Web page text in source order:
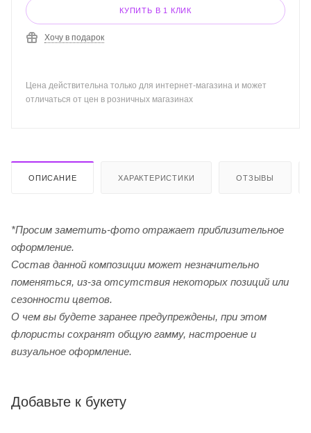
КУПИТЬ В 1 КЛИК
Хочу в подарок
Цена действительна только для интернет-магазина и может
отличаться от цен в розничных магазинах
ОПИСАНИЕ ХАРАКТЕРИСТИКИ ОТЗЫВЫ
*Просим заметить-фото отражает приблизительное
оформление.
Cостав данной композиции может незначительно
поменяться, из-за отсутствия некоторых позиций или
сезонности цветов.
О чем вы будете заранее предупреждены, при этом
флористы сохранят общую гамму, настроение и
визуальное оформление.
Добавьте к букету